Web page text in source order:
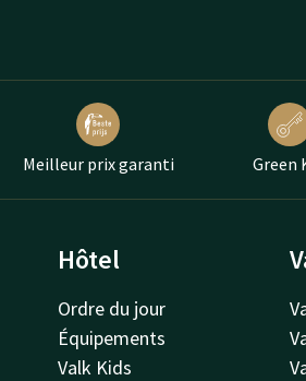
Meilleur prix garanti Green
Hôtel
Ordre du jour
Équipements
Valk Kids